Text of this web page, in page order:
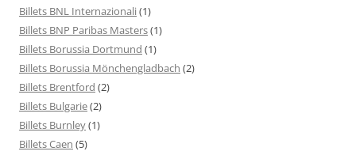
Billets BNL Internazionali(1)
Billets BNP Paribas Masters(1)
Billets Borussia Dortmund (1)
Billets Borussia Mönchengladbach (2)
Billets Brentford (2)
Billets Bulgarie(2)
Billets Burnley(1)
Billets Caen (5)